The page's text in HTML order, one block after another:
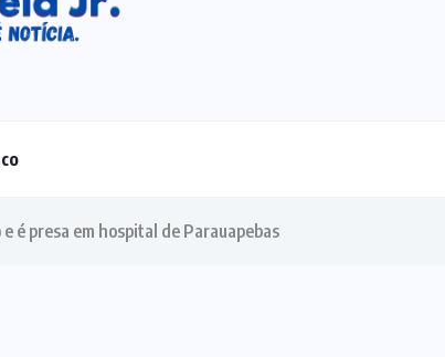
é presa em hospital de Parauapebas